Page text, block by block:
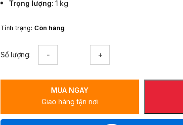
Trọng lượng 1 kg
Tình trạng: Còn hàng
Số lượng:
máy
giặt
Hiwin
MUA NGAY
Giao hàng tận nơi